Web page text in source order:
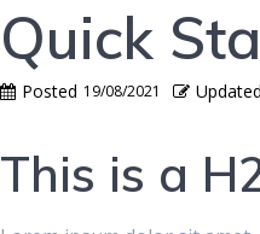
Quick
Posted 19/08/2021 Updated
This is a